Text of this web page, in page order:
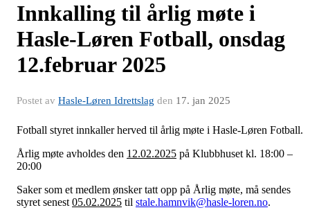
Innkalling til årlig møte i
Hasle-Løren Fotball, onsdag
12.februar 2025
Postet av Hasle-Løren Idrettslag den 17. jan 2025
Fotball styret innkaller herved til årlig møte i Hasle-Løren Fotball.
Årlig møte avholdes den 12.02.2025 på Klubbhuset kl. 18:00 –
20:00
Saker som et medlem ønsker tatt opp på Årlig møte, må sendes
styret senest 05.02.2025 til stale.hamnvik@hasle-loren.no.